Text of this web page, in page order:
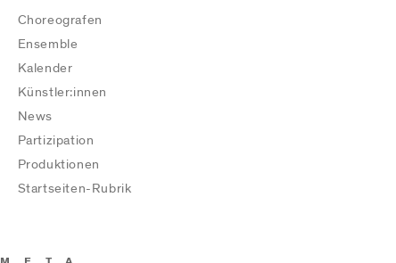
Choreografen
Ensemble
Kalender
Künstler:innen
News
Partizipation
Produktionen
Startseiten-Rubrik
META